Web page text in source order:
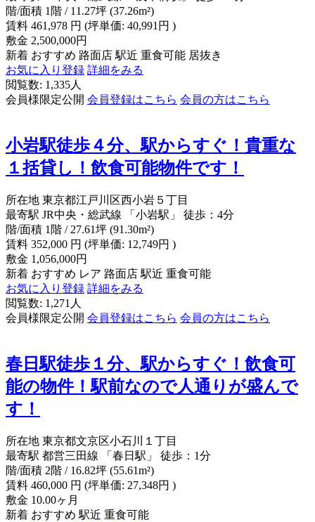
階/面積 1階 / 11.27坪 (37.26m²)
賃料 461,978 円 (坪単価: 40,991円 )
敷金 2,500,000円
新着 おすすめ 路面店 駅近 重食可能 居抜き
お気に入り登録 詳細をみる
閲覧数: 1,335人
会員様限定公開 会員登録はこちら 会員の方はこちら
小岩駅徒歩４分、駅からすぐ！貴重な
１括貸し！飲食可能物件です！
所在地 東京都江戸川区西小岩５丁目
最寄駅 JR中央・総武線 「小岩駅」 徒歩：4分
階/面積 1階 / 27.61坪 (91.30m²)
賃料 352,000 円 (坪単価: 12,749円 )
敷金 1,056,000円
新着 おすすめ レア 路面店 駅近 重食可能
お気に入り登録 詳細をみる
閲覧数: 1,271人
会員様限定公開 会員登録はこちら 会員の方はこちら
春日駅徒歩１分、駅からすぐ！飲食可
能の物件！駅前なので人通りが盛んで
す！
所在地 東京都文京区小石川１丁目
最寄駅 都営三田線 「春日駅」 徒歩：1分
階/面積 2階 / 16.82坪 (55.61m²)
賃料 460,000 円 (坪単価: 27,348円 )
敷金 10.00ヶ月
新着 おすすめ 駅近 重食可能